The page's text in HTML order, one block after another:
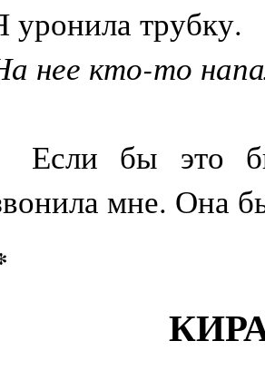
трубку.
нее кто-то
бы это
мне. Она